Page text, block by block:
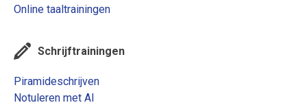
Online taaltrainingen
Schrijftrainingen
Piramideschrijven
Notuleren met AI